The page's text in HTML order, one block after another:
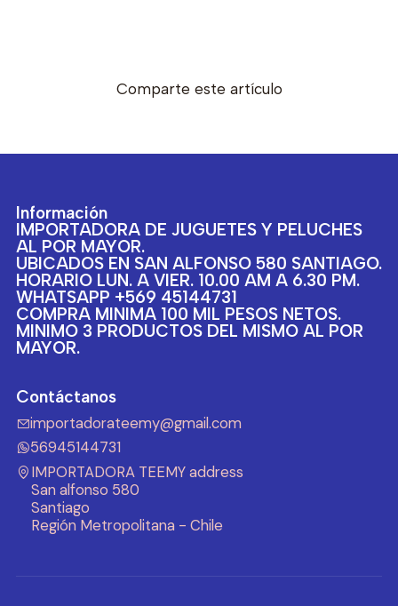
Comparte este artículo
Información
IMPORTADORA DE JUGUETES Y PELUCHES
AL POR MAYOR.
UBICADOS EN SAN ALFONSO 580 SANTIAGO.
HORARIO LUN. A VIER. 10.00 AM A 6.30 PM.
WHATSAPP +569 45144731
COMPRA MINIMA 100 MIL PESOS NETOS.
MINIMO 3 PRODUCTOS DEL MISMO AL POR
MAYOR.
Contáctanos
importadorateemy@gmail.com
56945144731
IMPORTADORA TEEMY address
San alfonso 580
Santiago
Región Metropolitana - Chile